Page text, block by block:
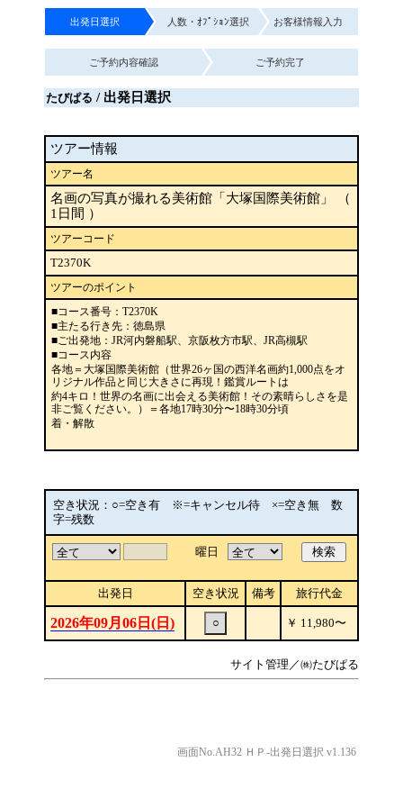
出発日選択 人数・ｵﾌﾟｼｮﾝ選択 お客様情報入力
ご予約内容確認 ご予約完了
たびぱる / 出発日選択
ツアー情報
ツアー名
名画の写真が撮れる美術館「大塚国際美術館」 （
1日間 ）
ツアーコード
T2370K
ツアーのポイント
■コース番号：T2370K
■主たる行き先：徳島県
■ご出発地：JR河内磐船駅、京阪枚方市駅、JR高槻駅
■コース内容
各地＝大塚国際美術館（世界26ヶ国の西洋名画約1,000点をオ
リジナル作品と同じ大きさに再現！鑑賞ルートは
約4キロ！世界の名画に出会える美術館！その素晴らしさを是
非ご覧ください。）＝各地17時30分〜18時30分頃
着・解散
空き状況：○=空き有 ※=キャンセル待 ×=空き無 数
字=残数
曜日 検索
出発日 空き状況 備考 旅行代金
2026年09月06日(日) ○ ￥ 11,980〜
サイト管理／㈱たびぱる
画面No.AH32 ＨＰ-出発日選択 v1.136